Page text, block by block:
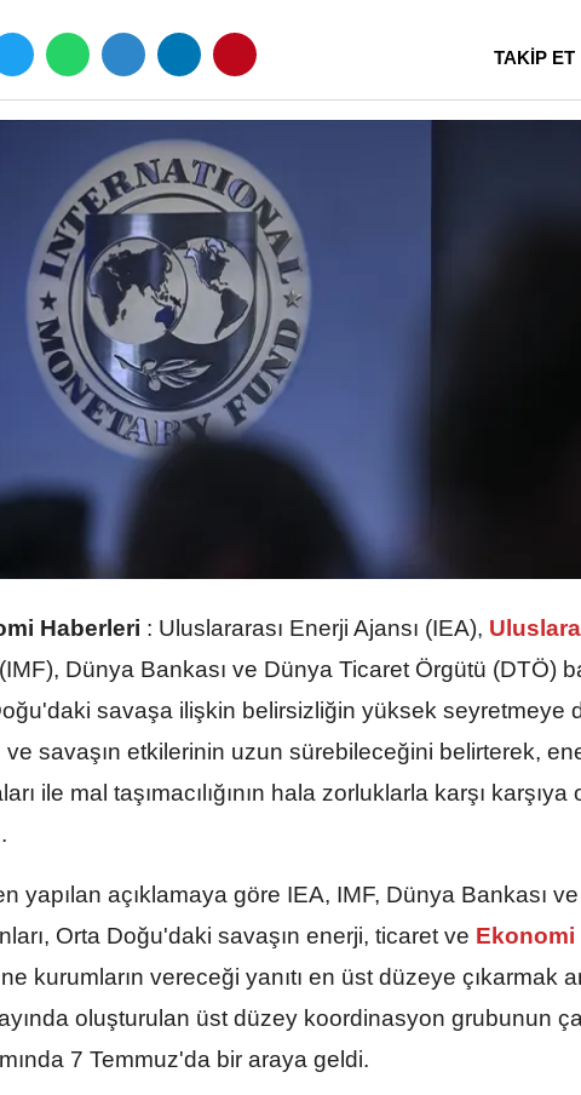
TAKİP ET
Haberleri : Uluslararası Enerji Ajansı (IEA),
(IMF), Dünya Bankası ve Dünya Ticaret Örgütü (DTÖ)
savaşa ilişkin belirsizliğin yüksek seyretmeye
ve savaşın etkilerinin uzun sürebileceğini belirterek,
ile mal taşımacılığının hala zorluklarla karşı
yapılan açıklamaya göre IEA, IMF, Dünya Bankası
Orta Doğu'daki savaşın enerji, ticaret ve Ekonomi
kurumların vereceği yanıtı en üst düzeye çıkarmak
oluşturulan üst düzey koordinasyon grubunun
7 Temmuz'da bir araya geldi.